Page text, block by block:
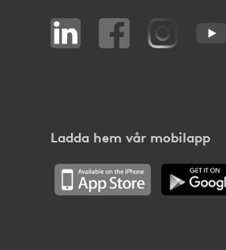
Ladda hem vår mobilapp